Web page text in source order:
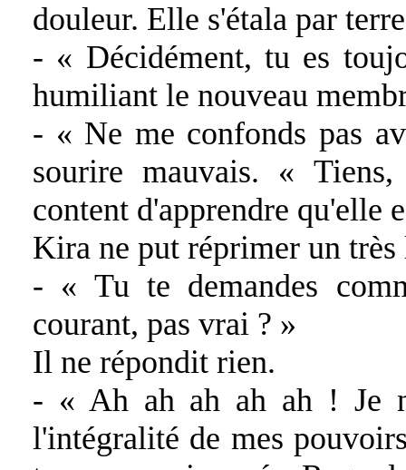
douleur. Elle s'étala par
- « Décidément, tu es
humiliant le nouveau
- « Ne me confonds pas
sourire mauvais. «
content d'apprendre qu'elle
Kira ne put réprimer un très
- « Tu te demandes
courant, pas vrai ? »
Il ne répondit rien.
- « Ah ah ah ah ah ! Je
l'intégralité de mes